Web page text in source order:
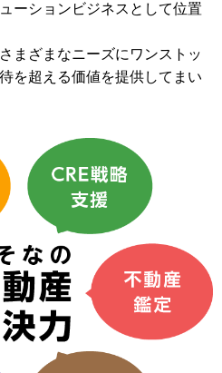
ーションビジネスとして位置
まざまなニーズにワンストッ
を超える価値を提供してまい